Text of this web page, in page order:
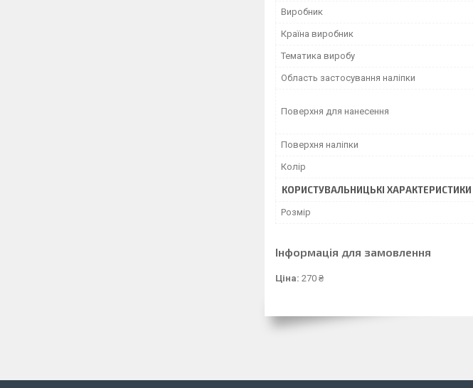
Виробник
Країна виробник
Тематика виробу
Область застосування наліпки
Поверхня для нанесення
Поверхня наліпки
Колір
КОРИСТУВАЛЬНИЦЬКІ ХАРАКТЕРИСТИКИ
Розмір
Інформація для замовлення
Ціна: 270 ₴